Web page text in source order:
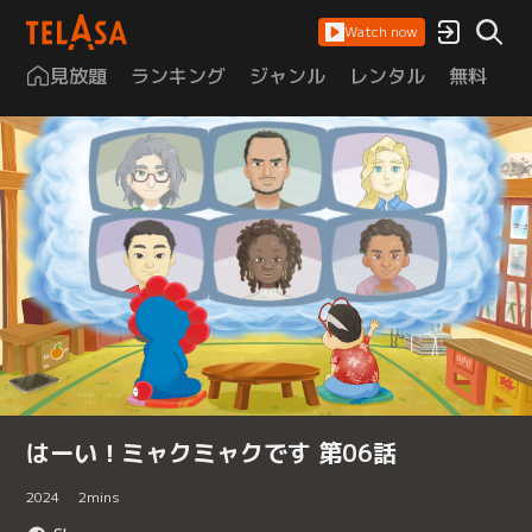
Watch now
見放題 ランキング ジャンル レンタル 無料
はーい！ミャクミャクです 第06話
2024 2mins